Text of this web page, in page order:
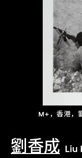
M+，香港，
劉香成 Liu
关于M+藏
探索世界顶
文化藏品。